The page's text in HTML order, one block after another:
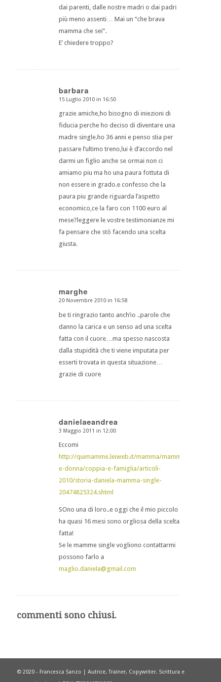
dai parenti, dalle nostre madri o dai padri
più meno assenti… Mai un “che brava
mamma che sei”.
E’ chiedere troppo?
barbara
dice:
15 Luglio 2010 in 16:50
grazie amiche,ho bisogno di iniezioni di
fiducia perche ho deciso di diventare una
madre single.ho 36 anni e penso stia per
passare l’ultimo treno,lui è d’accordo nel
darmi un figlio anche se ormai non ci
amiamo piu ma ho una paura fottuta di
non essere in grado.e confesso che la
paura piu grande riguarda l’aspetto
economico,ce la faro con 1100 euro al
mese?leggere le vostre testimonianze mi
fa pensare che stò facendo una scelta
giusta.
marghe
dice:
20 Novembre 2010 in 16:58
be ti ringrazio tanto anch’io ..parole che
danno la carica e un senso ad una scelta
fatta con il cuore…ma spesso nascosta
dalla stupidità che ti viene imputata per
esserti trovata in questa situazione…
grazie di cuore
danielaeandrea
dice:
3 Maggio 2011 in 12:00
Eccomi
http://quimamme.leiweb.it/mamma/mamma-
e-donna/coppia-e-famiglia/articoli-
2010/storia-daniela-mamma-single-
20474825324.shtml
SOno una di loro..e oggi che il mio piccolo
ha quasi 16 mesi sono orgliosa della scelta
fatta!
Se le mamme single vogliono contattarmi
possono farlo a
maglio.daniela@gmail.com
commenti sono chiusi.
© 2020 - Francesca Sanzo | Autrice, Trainer, Copywriter. Scrittura e